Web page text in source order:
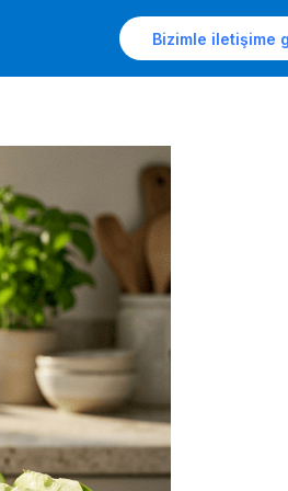
Bizimle iletişime